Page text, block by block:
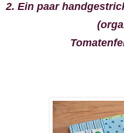
2. Ein paar